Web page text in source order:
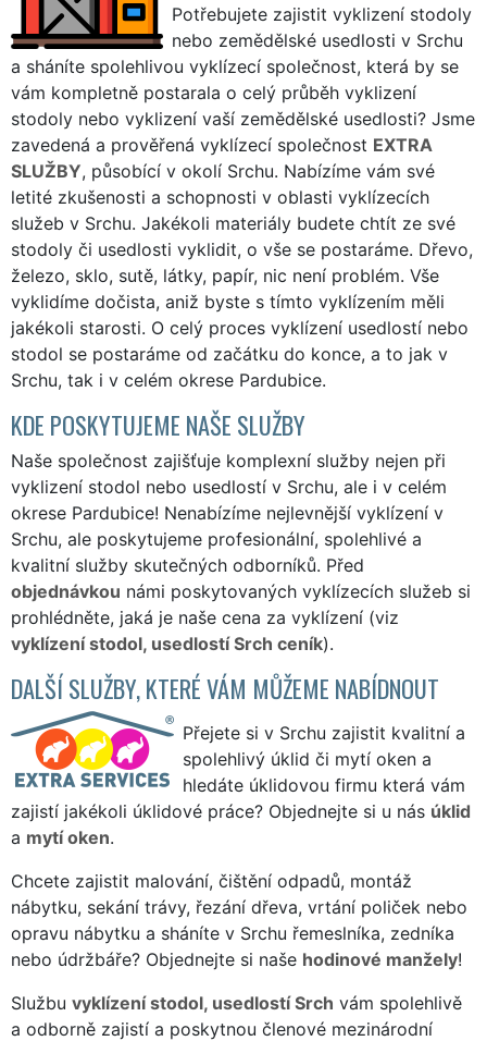
Potřebujete zajistit vyklizení stodoly
nebo zemědělské usedlosti v Srchu
a sháníte spolehlivou vyklízecí společnost, která by se
vám kompletně postarala o celý průběh vyklizení
stodoly nebo vyklizení vaší zemědělské usedlosti? Jsme
zavedená a prověřená vyklízecí společnost EXTRA
SLUŽBY, působící v okolí Srchu. Nabízíme vám své
letité zkušenosti a schopnosti v oblasti vyklízecích
služeb v Srchu. Jakékoli materiály budete chtít ze své
stodoly či usedlosti vyklidit, o vše se postaráme. Dřevo,
železo, sklo, sutě, látky, papír, nic není problém. Vše
vyklidíme dočista, aniž byste s tímto vyklízením měli
jakékoli starosti. O celý proces vyklízení usedlostí nebo
stodol se postaráme od začátku do konce, a to jak v
Srchu, tak i v celém okrese Pardubice.
KDE POSKYTUJEME NAŠE SLUŽBY
Naše společnost zajišťuje komplexní služby nejen při
vyklizení stodol nebo usedlostí v Srchu, ale i v celém
okrese Pardubice! Nenabízíme nejlevnější vyklízení v
Srchu, ale poskytujeme profesionální, spolehlivé a
kvalitní služby skutečných odborníků. Před
objednávkou námi poskytovaných vyklízecích služeb si
prohlédněte, jaká je naše cena za vyklízení (viz
vyklízení stodol, usedlostí Srch ceník).
DALŠÍ SLUŽBY, KTERÉ VÁM MŮŽEME NABÍDNOUT
Přejete si v Srchu zajistit kvalitní a
spolehlivý úklid či mytí oken a
hledáte úklidovou firmu která vám
zajistí jakékoli úklidové práce? Objednejte si u nás úklid
a mytí oken.
Chcete zajistit malování, čištění odpadů, montáž
nábytku, sekání trávy, řezání dřeva, vrtání poliček nebo
opravu nábytku a sháníte v Srchu řemeslníka, zedníka
nebo údržbáře? Objednejte si naše hodinové manžely!
Službu vyklízení stodol, usedlostí Srch vám spolehlivě
a odborně zajistí a poskytnou členové mezinárodní